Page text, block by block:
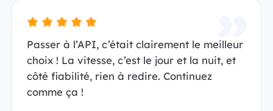
Passer à l’API, c’était clairement le meilleur
choix ! La vitesse, c’est le jour et la nuit, et
côté fiabilité, rien à redire. Continuez
comme ça !